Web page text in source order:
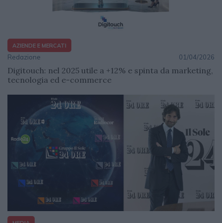
AZIENDE E MERCATI
Redazione 01/04/2026
Digitouch: nel 2025 utile a +12% e spinta da marketing,
tecnologia ed e-commerce